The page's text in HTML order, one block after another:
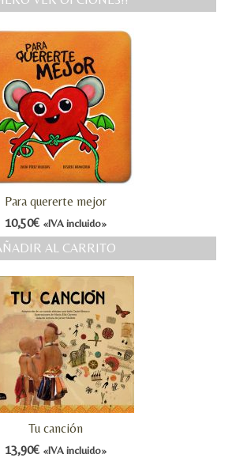
opiniones de TejiendoLEE un
Para quererte mejor
10,50€ «IVA incluido»
AL CARRITO
Tu canción
13,90€ «IVA incluido»